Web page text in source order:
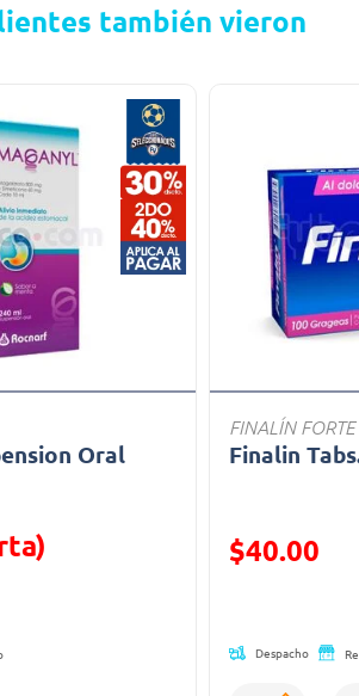
también vieron
Oral
FINALÍN FORTE
Finalin
Precio
$40.00
Despacho